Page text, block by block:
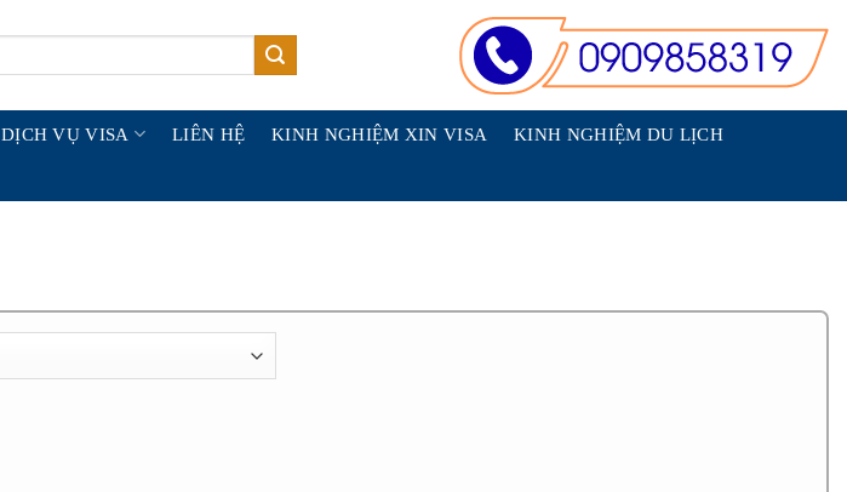
DỊCH VỤ VISA LIÊN HỆ KINH NGHIỆM XIN VISA KINH NGHIỆM DU LỊCH